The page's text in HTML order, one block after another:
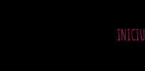
INICIU